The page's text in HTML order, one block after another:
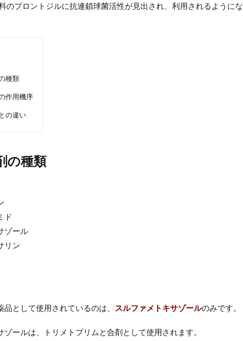
のプロントジルに抗連鎖球菌活性が見出され、利用されるように
種類
作用機序
の違い
の種類
ド
ゾール
リン
品として使用されているのは、 スルファメトキサゾールのみです。
ゾールは、トリメトプリムと合剤として使用されます。